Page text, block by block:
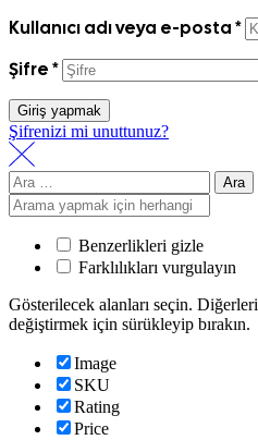
Kullanıcı adı veya e-posta*
Şifre*
Giriş yapmak
Şifrenizi mi unuttunuz?
Arama:
Benzerlikleri gizle
Farklılıkları vurgulayın
Gösterilecek alanları seçin.
değiştirmek için sürükleyip bırakın.
Image
SKU
Rating
Price